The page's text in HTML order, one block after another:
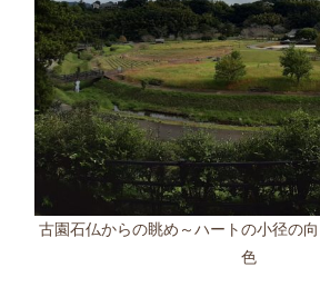
古園石仏からの眺め～ハートの小径の
色